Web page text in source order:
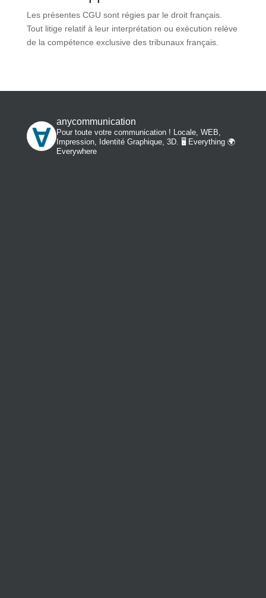
Les présentes CGU sont régies par le droit français.
Tout litige relatif à leur interprétation ou exécution relève
de la compétence exclusive des tribunaux français.
anycommunication
Pour toute votre communication ! Locale, WEB,
Impression, Identité Graphique, 3D. 🖥️ Everything 🌍
Everywhere